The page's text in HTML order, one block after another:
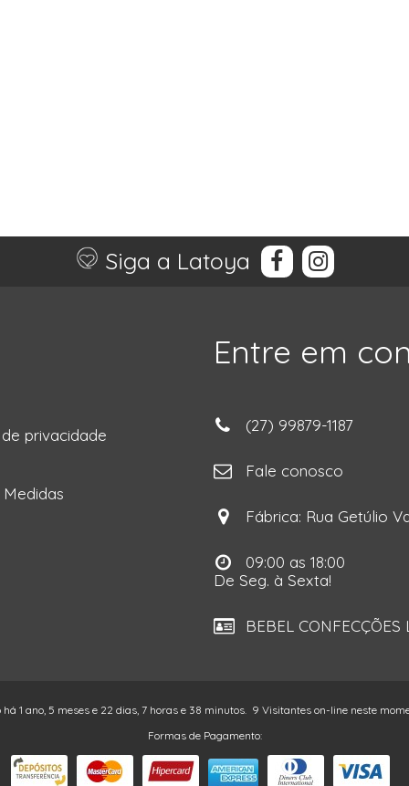
Siga a Latoya
privacidade
Medidas
Entre em
(27) 99879-1187
Fale conosco
Fábrica: Rua Getúlio
09:00 as 18:00
De Seg. à Sexta!
BEBEL
1 ano, 5 meses e 22 dias, 7 horas e 38 minutos. 9 Visitantes on-line neste
Formas de Pagamento: